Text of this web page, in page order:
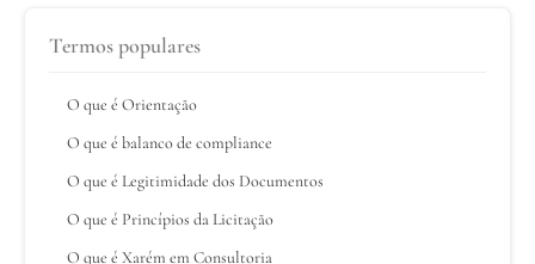
Termos populares
O que é Orientação
O que é balanco de compliance
O que é Legitimidade dos Documentos
O que é Princípios da Licitação
O que é Xarém em Consultoria